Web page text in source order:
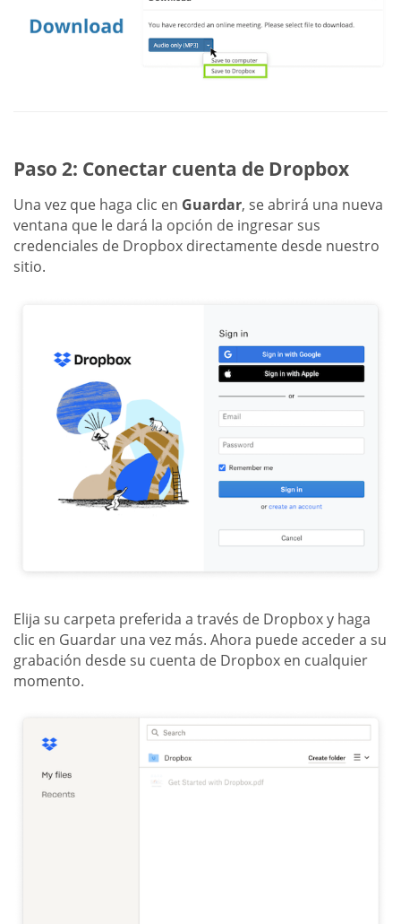
Paso 2: Conectar cuenta de Dropbox
Una vez que haga clic en Guardar, se abrirá una nueva
ventana que le dará la opción de ingresar sus
credenciales de Dropbox directamente desde nuestro
sitio.
Elija su carpeta preferida a través de Dropbox y haga
clic en Guardar una vez más. Ahora puede acceder a su
grabación desde su cuenta de Dropbox en cualquier
momento.